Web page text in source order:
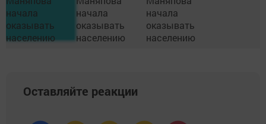
Оставляйте реакции